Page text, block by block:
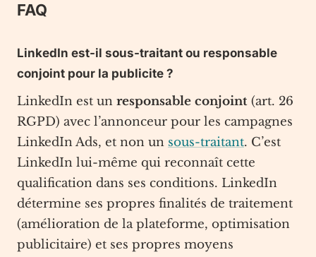
FAQ
LinkedIn est-il sous-traitant ou responsable
conjoint pour la publicite ?
LinkedIn est un responsable conjoint (art. 26
RGPD) avec l’annonceur pour les campagnes
LinkedIn Ads, et non un sous-traitant. C’est
LinkedIn lui-même qui reconnaît cette
qualification dans ses conditions. LinkedIn
détermine ses propres finalités de traitement
(amélioration de la plateforme, optimisation
publicitaire) et ses propres moyens